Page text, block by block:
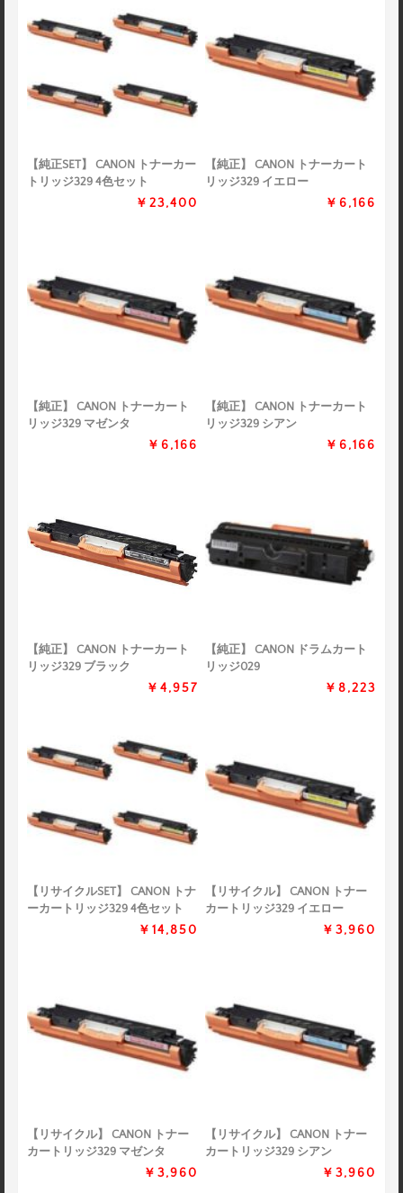
【純正SET】 CANON トナーカー
トリッジ329 4色セット
￥23,400
【純正】 CANON トナーカート
リッジ329 イエロー
￥6,166
【純正】 CANON トナーカート
リッジ329 マゼンタ
￥6,166
【純正】 CANON トナーカート
リッジ329 シアン
￥6,166
【純正】 CANON トナーカート
リッジ329 ブラック
￥4,957
【純正】 CANON ドラムカート
リッジ029
￥8,223
【リサイクルSET】 CANON トナ
ーカートリッジ329 4色セット
￥14,850
【リサイクル】 CANON トナー
カートリッジ329 イエロー
￥3,960
【リサイクル】 CANON トナー
カートリッジ329 マゼンタ
￥3,960
【リサイクル】 CANON トナー
カートリッジ329 シアン
￥3,960